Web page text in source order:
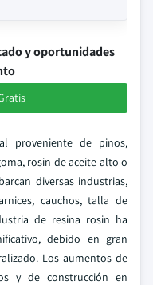
y oportunidades
proveniente de pinos,
rosin de aceite alto o
diversas industrias,
cauchos, talla de
de resina rosin ha
debido en gran
Los aumentos de
y de construcción en